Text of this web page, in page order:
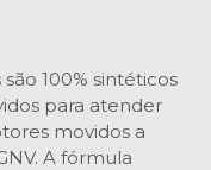
100% sintéticos
para atender
movidos a
A fórmula